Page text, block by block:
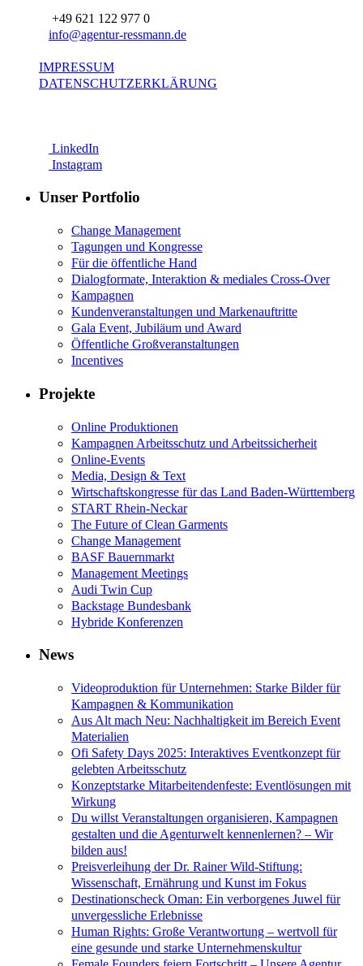
+49 621 122 977 0
info@agentur-ressmann.de
IMPRESSUM
DATENSCHUTZERKLÄRUNG
LinkedIn
Instagram
Unser Portfolio
Change Management
Tagungen und Kongresse
Für die öffentliche Hand
Dialogformate, Interaktion & mediales Cross-Over
Kampagnen
Kundenveranstaltungen und Markenauftritte
Gala Event, Jubiläum und Award
Öffentliche Großveranstaltungen
Incentives
Projekte
Online Produktionen
Kampagnen Arbeitsschutz und Arbeitssicherheit
Online-Events
Media, Design & Text
Wirtschaftskongresse für das Land Baden-Württemberg
START Rhein-Neckar
The Future of Clean Garments
Change Management
BASF Bauernmarkt
Management Meetings
Audi Twin Cup
Backstage Bundesbank
Hybride Konferenzen
News
Videoproduktion für Unternehmen: Starke Bilder für
Kampagnen & Kommunikation
Aus Alt mach Neu: Nachhaltigkeit im Bereich Event
Materialien
Ofi Safety Days 2025: Interaktives Eventkonzept für
gelebten Arbeitsschutz
Konzeptstarke Mitarbeitendenfeste: Eventlösungen mit
Wirkung
Du willst Veranstaltungen organisieren, Kampagnen
gestalten und die Agenturwelt kennenlernen? – Wir
bilden aus!
Preisverleihung der Dr. Rainer Wild-Stiftung:
Wissenschaft, Ernährung und Kunst im Fokus
Destinationscheck Oman: Ein verborgenes Juwel für
unvergessliche Erlebnisse
Human Rights: Große Verantwortung – wertvoll für
eine gesunde und starke Unternehmenskultur